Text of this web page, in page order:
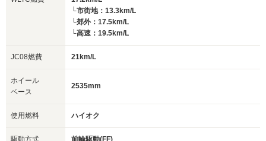
└市街地：13.3km/L
└郊外：17.5km/L
└高速：19.5km/L
JC08燃費 21km/L
ホイール
ベース
2535mm
使用燃料 ハイオク
駆動方式 前輪駆動(FF)